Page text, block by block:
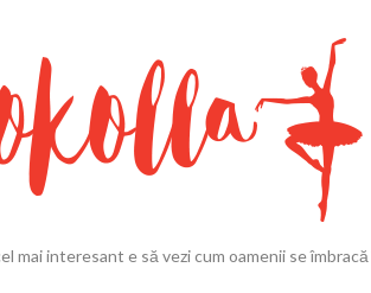
mai interesant e să vezi cum oamenii se